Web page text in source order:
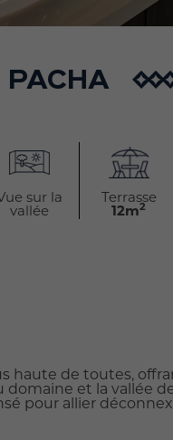
sur la
vallée
Terrasse
12m2
haute de toutes,
domaine et la vallée de
pour allier